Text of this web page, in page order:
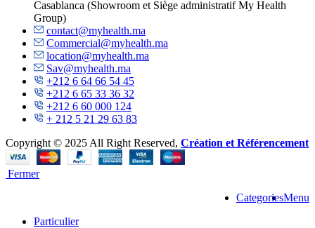
Casablanca (Showroom et Siège administratif My Health
Group)
contact@myhealth.ma
Commercial@myhealth.ma
location@myhealth.ma
Sav@myhealth.ma
+212 6 64 66 54 45
+212 6 65 33 36 32
+212 6 60 000 124
+ 212 5 21 29 63 83
Copyright © 2025 All Right Reserved, Création et Référencement
Fermer
Menu
Categories
Particulier